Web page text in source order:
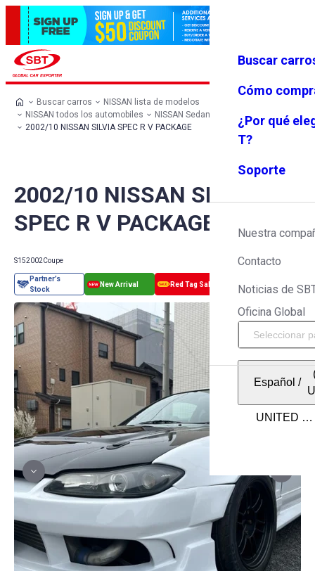
Favoritos Menú
Buscar
Cómo
¿Por qué
T?
Soporte
Nuestra
Contacto
Noticias de
Oficina Global
Español /
Buscar carros
NISSAN lista de modelos
NISSAN todos los automobiles
NISSAN Sedan
NISSAN SILVIA
2002/10 NISSAN SILVIA SPEC R V PACKAGE
2002/10 NISSAN SILVIA
SPEC R V PACKAGE
S152002Coupe